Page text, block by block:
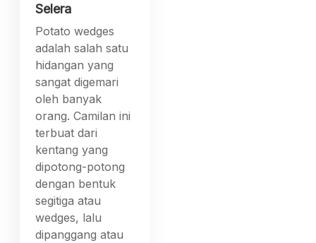
Selera
Potato wedges
adalah salah satu
hidangan yang
sangat digemari
oleh banyak
orang. Camilan ini
terbuat dari
kentang yang
dipotong-potong
dengan bentuk
segitiga atau
wedges, lalu
dipanggang atau